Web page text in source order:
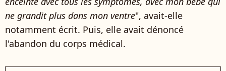
ne grandit plus dans mon ventre", avait-elle
notamment écrit. Puis, elle avait dénoncé
l'abandon du corps médical.